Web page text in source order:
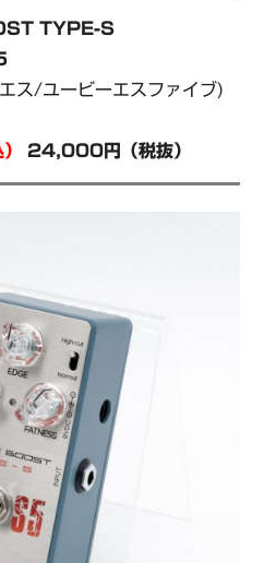
TYPE-S
ス/ユービーエスファイブ)
24,000円（税抜）